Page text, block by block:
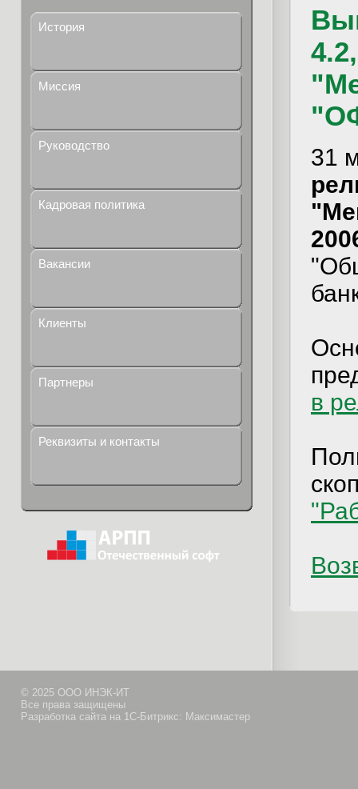
История
Миссия
Руководство
Кадровая политика
Вакансии
Клиенты
Партнеры
Реквизиты и контакты
31
в
© 2025 ООО ИНЭК-ИТ
Все права защищены
Разработка сайта на 1С-Битрикс: Максимастер